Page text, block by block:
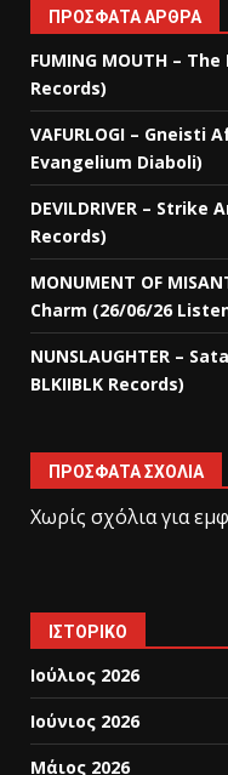
ΠΡΌΣΦΑΤΑ ΆΡΘΡΑ
FUMING MOUTH –
Records)
VAFURLOGI – Gneisti
Evangelium Diaboli)
DEVILDRIVER – Strike
Records)
MONUMENT OF
Charm (26/06/26
NUNSLAUGHTER –
BLKIIBLK Records)
ΠΡΌΣΦΑΤΑ ΣΧΌΛΙΑ
Χωρίς σχόλια για
ΙΣΤΟΡΙΚΌ
Ιούλιος 2026
Ιούνιος 2026
Μάιος 2026